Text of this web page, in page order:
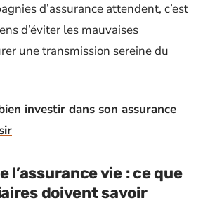
d’assurance attendent, c’est
d’éviter les mauvaises
une transmission sereine du
investir dans son assurance
l’assurance vie : ce que
doivent savoir